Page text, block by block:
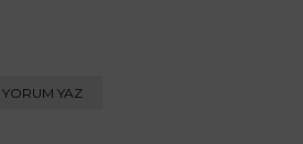
YORUM YAZ